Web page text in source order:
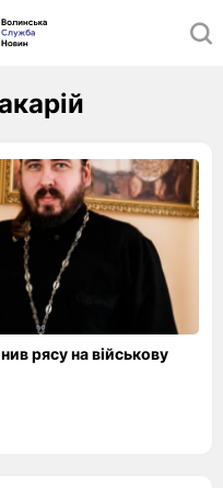
рясу на військову